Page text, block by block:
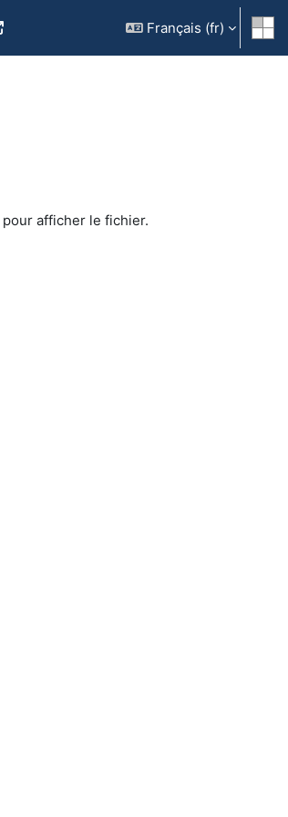
Français ‎(fr)‎
pour afficher le fichier.